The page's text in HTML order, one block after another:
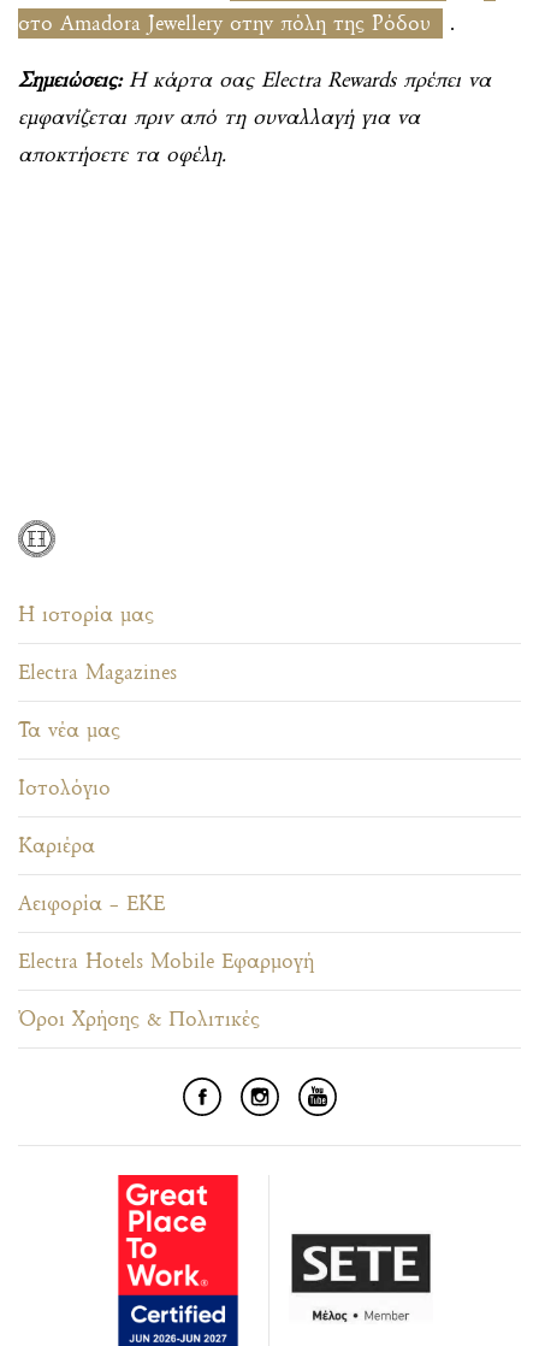
στο Amadora Jewellery στην πόλη της Ρόδου
.
Σημειώσεις: Η κάρτα σας Electra Rewards πρέπει να
εμφανίζεται πριν από τη συναλλαγή για να
αποκτήσετε τα οφέλη.
Η ιστορία μας
Electra Magazines
Τα νέα μας
Ιστολόγιο
Καριέρα
Αειφορία – ΕΚΕ
Electra Hotels Mobile Εφαρμογή
Όροι Χρήσης & Πολιτικές